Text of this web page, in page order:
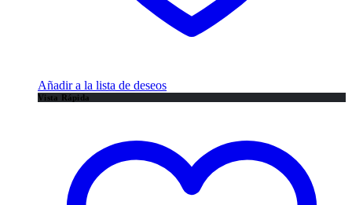
Añadir a la lista de deseos
Vista Rápida